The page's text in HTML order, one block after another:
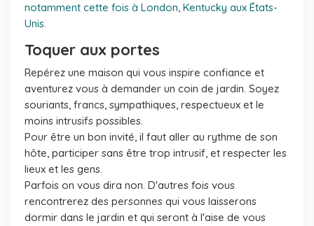
notamment cette fois à London, Kentucky aux États-
Unis.
Toquer aux portes
Repérez une maison qui vous inspire confiance et
aventurez vous à demander un coin de jardin. Soyez
souriants, francs, sympathiques, respectueux et le
moins intrusifs possibles.
Pour être un bon invité, il faut aller au rythme de son
hôte, participer sans être trop intrusif, et respecter les
lieux et les gens.
Parfois on vous dira non. D'autres fois vous
rencontrerez des personnes qui vous laisserons
dormir dans le jardin et qui seront à l'aise de vous